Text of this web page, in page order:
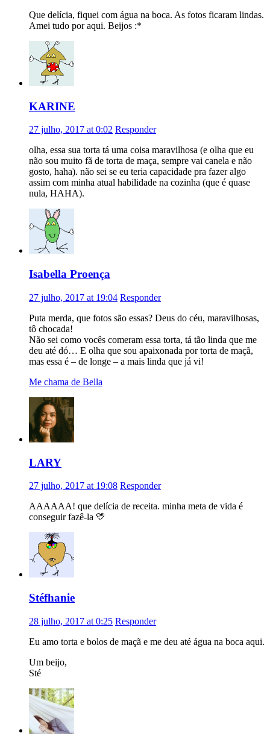
Que delícia, fiquei com água na boca. As fotos ficaram lindas.
Amei tudo por aqui. Beijos :*
KARINE
27 julho, 2017 at 0:02 Responder
olha, essa sua torta tá uma coisa maravilhosa (e olha que eu
não sou muito fã de torta de maça, sempre vai canela e não
gosto, haha). não sei se eu teria capacidade pra fazer algo
assim com minha atual habilidade na cozinha (que é quase
nula, HAHA).
Isabella Proença
27 julho, 2017 at 19:04 Responder
Puta merda, que fotos são essas? Deus do céu, maravilhosas,
tô chocada!
Não sei como vocês comeram essa torta, tá tão linda que me
deu até dó… E olha que sou apaixonada por torta de maçã,
mas essa é – de longe – a mais linda que já vi!
Me chama de Bella
LARY
27 julho, 2017 at 19:08 Responder
AAAAAA! que delícia de receita. minha meta de vida é
conseguir fazê-la 💛
Stéfhanie
28 julho, 2017 at 0:25 Responder
Eu amo torta e bolos de maçã e me deu até água na boca aqui.
Um beijo,
Sté